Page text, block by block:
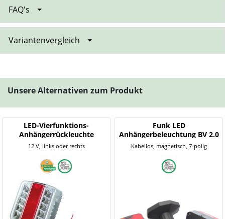
FAQ's
Variantenvergleich
Unsere Alternativen zum Produkt
LED-Vierfunktions-
Anhängerrückleuchte
12 V, links oder rechts
Funk LED
Anhängerbeleuchtung BV 2.0
Kabellos, magnetisch, 7-polig